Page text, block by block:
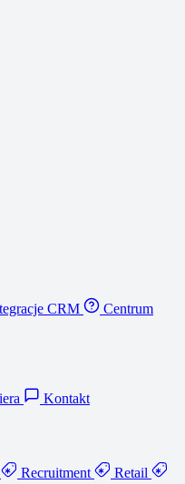
CRM
Centrum
Kontakt
Recruitment
Retail